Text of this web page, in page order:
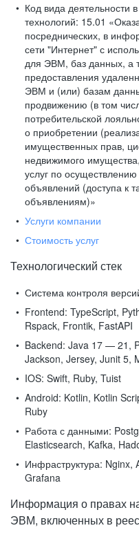
Код вида деятельности
технологий: 15.01
посреднических, в
сети "Интернет" с
для ЭВМ, баз данных, а
предоставления
ЭВМ и (или) базам
продвижению (в том
потребительской
о приобретении
имущественных прав,
недвижимого
услуг по
объявлений (доступа к
объявлениям)»
Услуги компании
Стоимость услуг
Технологический стек
Система контроля
Frontend: TypeScript,
Rspack, Frontik, FastAPI
Backend: Java 17 — 21,
Jackson, Jersey, Junit 5,
IOS: Swift, Ruby, Tuist
Android: Kotlin, Kotlin
Ruby
Работа с данными:
Elasticsearch, Kafka,
Инфраструктура: Nginx,
Grafana
Информация о правах
ЭВМ, включенных в